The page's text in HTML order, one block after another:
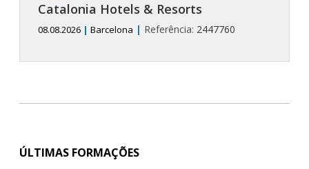
Catalonia Hotels & Resorts
08.08.2026 | Barcelona | Referência: 2447760
ÚLTIMAS FORMAÇÕES